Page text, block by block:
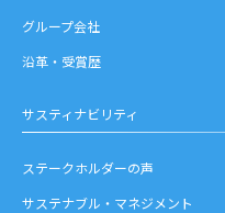
グループ会社
沿革・受賞歴
サスティナビリティ
ステークホルダーの声
サステナブル・マネジメント